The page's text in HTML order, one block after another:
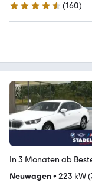
4.6 Sterne
(160)
In 3 Monaten ab
Neuwagen• 223 kW